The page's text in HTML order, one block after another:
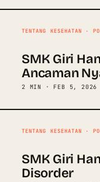
TENTANG KESEHATAN ·
SMK Giri
Ancaman
2 MIN · FEB 5, 2026
TENTANG KESEHATAN ·
SMK Giri
Disorder